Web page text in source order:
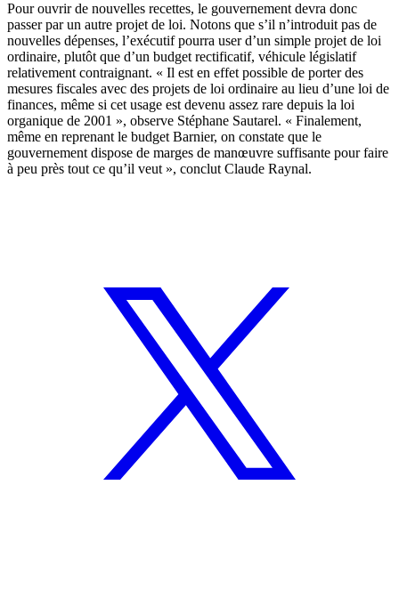
Pour ouvrir de nouvelles recettes, le gouvernement devra donc
passer par un autre projet de loi. Notons que s’il n’introduit pas de
nouvelles dépenses, l’exécutif pourra user d’un simple projet de loi
ordinaire, plutôt que d’un budget rectificatif, véhicule législatif
relativement contraignant. « Il est en effet possible de porter des
mesures fiscales avec des projets de loi ordinaire au lieu d’une loi de
finances, même si cet usage est devenu assez rare depuis la loi
organique de 2001 », observe Stéphane Sautarel. « Finalement,
même en reprenant le budget Barnier, on constate que le
gouvernement dispose de marges de manœuvre suffisante pour faire
à peu près tout ce qu’il veut », conclut Claude Raynal.